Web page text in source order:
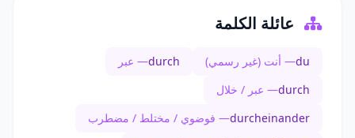
عائلة الكلمة
du— أنت (غير رسمي) durch— عبر
durch— عبر / خلال
durcheinander— فوضوي / مختلط / مضطرب